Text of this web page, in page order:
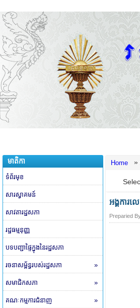
មាតិកា
ទំព័រមុខ
សារស្វាគមន៍
សាវតារដ្ឋសភា
រដ្ឋធម្មនុញ្ញ
បទបញ្ជាផ្ទៃក្នុងនៃរដ្ឋសភា
រចនាសម្ព័ន្ធរបស់រដ្ឋសភា »
សមាជិកសភា »
គណៈកម្មការជំនាញ »
Home »
អង្គការល
Preparied